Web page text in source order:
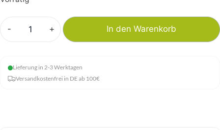
-
Räucherwerk
20g
-
+ In den Warenkorb
Lieferung in 2-3 Werktagen
Versandkostenfrei in DE ab 100€